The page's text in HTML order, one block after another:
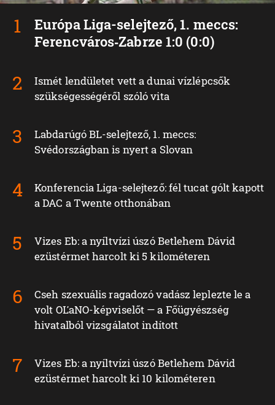
Európa Liga-selejtező, 1. meccs:
Ferencváros‑Zabrze 1:0 (0:0)
Ismét lendületet vett a dunai vízlépcsők
szükségességéről szóló vita
Labdarúgó BL-selejtező, 1. meccs:
Svédországban is nyert a Slovan
Konferencia Liga-selejtező: fél tucat gólt kapott
a DAC a Twente otthonában
Vizes Eb: a nyíltvízi úszó Betlehem Dávid
ezüstérmet harcolt ki 5 kilométeren
Cseh szexuális ragadozó vadász leplezte le a
volt OĽaNO-képviselőt — a Főügyészség
hivatalból vizsgálatot indított
Vizes Eb: a nyíltvízi úszó Betlehem Dávid
ezüstérmet harcolt ki 10 kilométeren